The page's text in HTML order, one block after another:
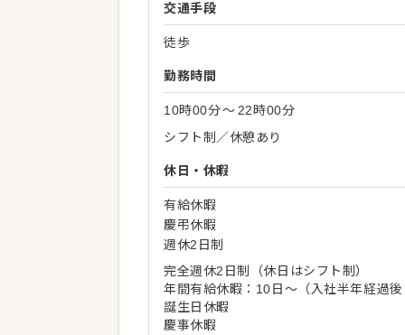
交通手段
徒歩
勤務時間
10時00分〜 22時00分
シフト制／休憩あり
休日・休暇
有給休暇
慶弔休暇
週休2日制
完全週休2日制（休日はシフト制）
年間有給休暇：10日～（入社半年経過
誕生日休暇
慶事休暇